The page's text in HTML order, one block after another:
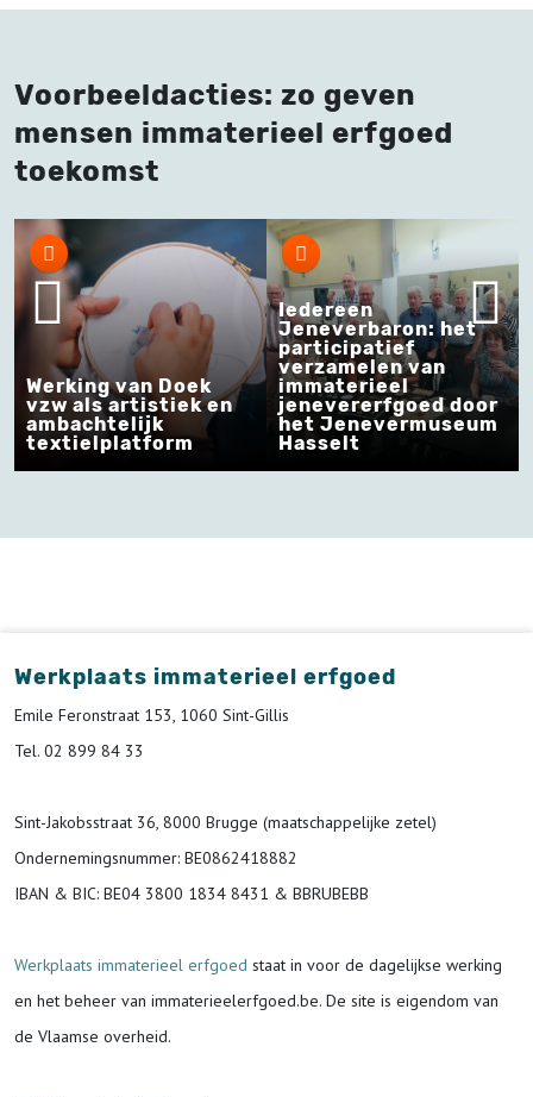
Voorbeeldacties: zo geven
mensen immaterieel erfgoed
toekomst
Werking van Doek
vzw als artistiek en
ambachtelijk
textielplatform
Iedereen
Jeneverbaron: het
participatief
verzamelen van
immaterieel
jenevererfgoed door
het Jenevermuseum
Hasselt
Werkplaats immaterieel erfgoed
Emile Feronstraat 153, 1060 Sint-Gillis
Tel. 02 899 84 33
Sint-Jakobsstraat 36, 8000 Brugge (maatschappelijke zetel)
Ondernemingsnummer: BE0862418882
IBAN & BIC: BE04 3800 1834 8431 & BBRUBEBB
Werkplaats immaterieel erfgoed staat in voor de dagelijkse werking
en het beheer van immaterieelerfgoed.be. De site is eigendom van
de Vlaamse overheid.